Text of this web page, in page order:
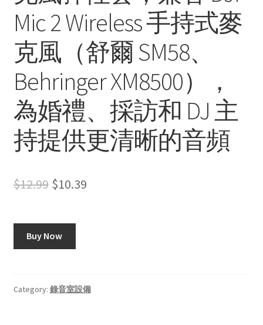
Mic 2 Wireless 手持式麥
克風（舒爾 SM58、
Behringer XM8500），
為婚禮、採訪和 DJ 主
持提供更清晰的音頻
$12.99 Original
was:
$12.99.
$10.39Current
Buy Now
Category: 錄音室設備